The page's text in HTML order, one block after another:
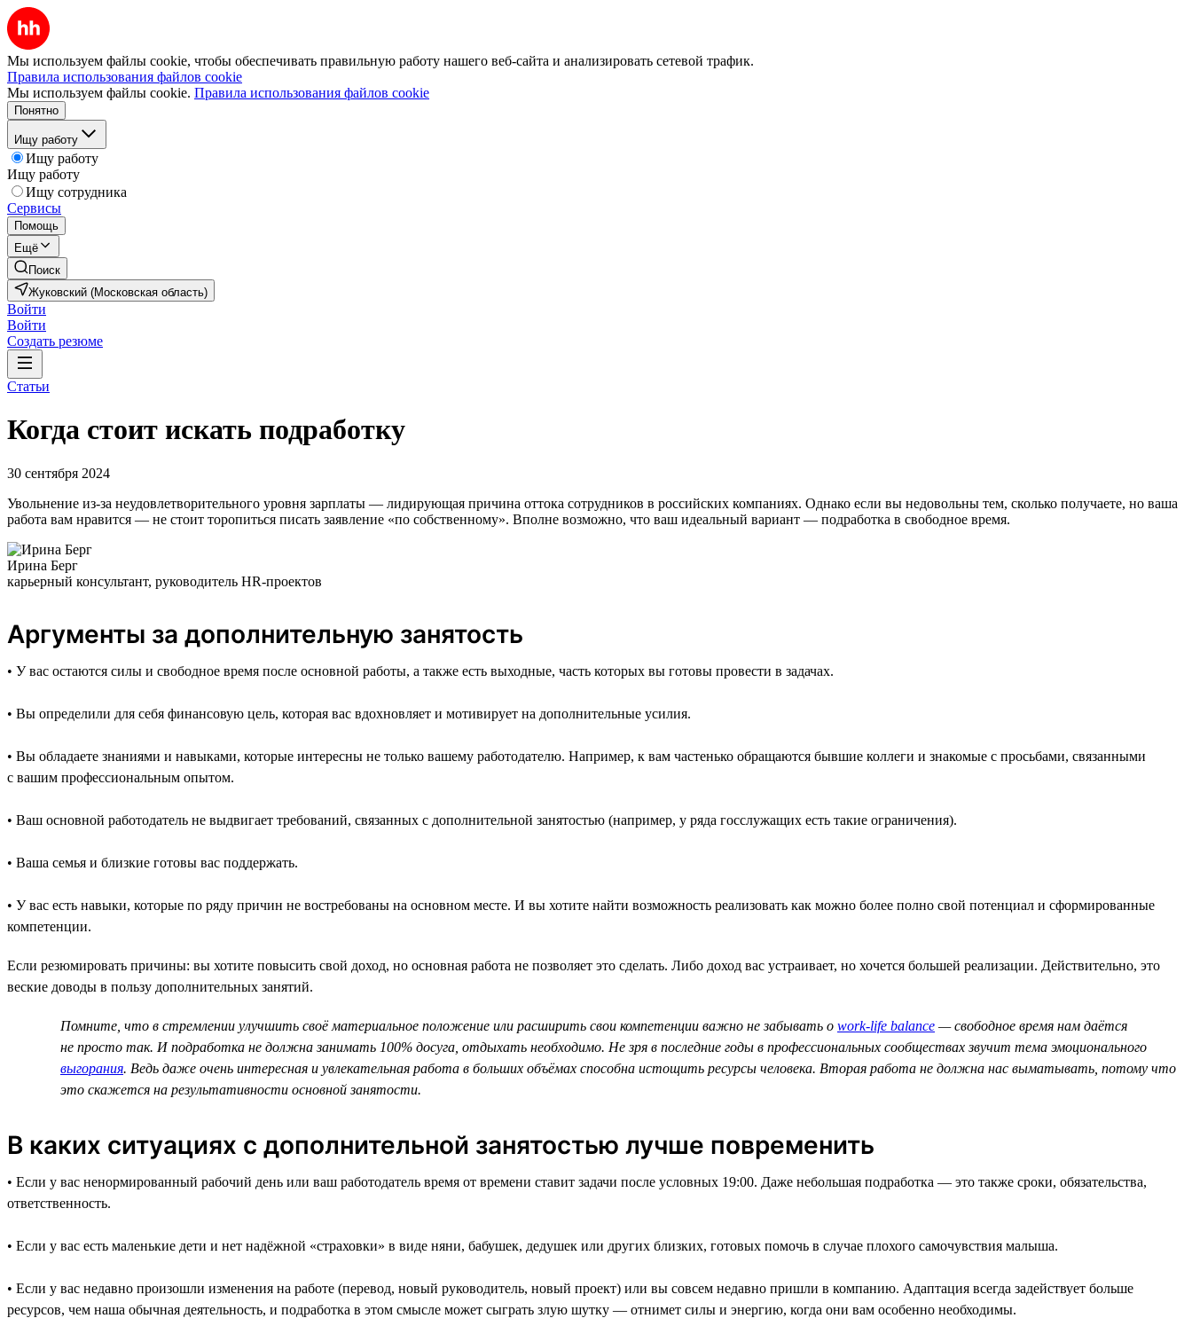
Мы используем файлы cookie, чтобы обеспечивать правильную работу нашего веб-сайта и анализировать сетевой трафик.
Правила использования файлов cookie
Мы используем файлы cookie. Правила использования файлов cookie
Понятно
Ищу работу
Ищу работу
Ищу работу
Ищу сотрудника
Сервисы
Помощь
Ещё
Поиск
Жуковский (Московская область)
Войти
Войти
Создать резюме
Статьи
Когда стоит искать подработку
30 сентября 2024
Увольнение из-за неудовлетворительного уровня зарплаты — лидирующая причина оттока сотрудников в российских компаниях. Однако если вы недовольны тем, сколько получаете, но ваша
работа вам нравится — не стоит торопиться писать заявление «по собственному». Вполне возможно, что ваш идеальный вариант — подработка в свободное время.
Ирина Берг
карьерный консультант, руководитель HR-проектов
Аргументы за дополнительную занятость
• У вас остаются силы и свободное время после основной работы, а также есть выходные, часть которых вы готовы провести в задачах.
• Вы определили для себя финансовую цель, которая вас вдохновляет и мотивирует на дополнительные усилия.
• Вы обладаете знаниями и навыками, которые интересны не только вашему работодателю. Например, к вам частенько обращаются бывшие коллеги и знакомые с просьбами, связанными
с вашим профессиональным опытом.
• Ваш основной работодатель не выдвигает требований, связанных с дополнительной занятостью (например, у ряда госслужащих есть такие ограничения).
• Ваша семья и близкие готовы вас поддержать.
• У вас есть навыки, которые по ряду причин не востребованы на основном месте. И вы хотите найти возможность реализовать как можно более полно свой потенциал и сформированные
компетенции.
Если резюмировать причины: вы хотите повысить свой доход, но основная работа не позволяет это сделать. Либо доход вас устраивает, но хочется большей реализации. Действительно, это
веские доводы в пользу дополнительных занятий.
Помните, что в стремлении улучшить своё материальное положение или расширить свои компетенции важно не забывать о work-life balance — свободное время нам даётся
не просто так. И подработка не должна занимать 100% досуга, отдыхать необходимо. Не зря в последние годы в профессиональных сообществах звучит тема эмоционального
выгорания. Ведь даже очень интересная и увлекательная работа в больших объёмах способна истощить ресурсы человека. Вторая работа не должна нас выматывать, потому что
это скажется на результативности основной занятости.
В каких ситуациях с дополнительной занятостью лучше повременить
• Если у вас ненормированный рабочий день или ваш работодатель время от времени ставит задачи после условных 19:00. Даже небольшая подработка — это также сроки, обязательства,
ответственность.
• Если у вас есть маленькие дети и нет надёжной «страховки» в виде няни, бабушек, дедушек или других близких, готовых помочь в случае плохого самочувствия малыша.
• Если у вас недавно произошли изменения на работе (перевод, новый руководитель, новый проект) или вы совсем недавно пришли в компанию. Адаптация всегда задействует больше
ресурсов, чем наша обычная деятельность, и подработка в этом смысле может сыграть злую шутку — отнимет силы и энергию, когда они вам особенно необходимы.